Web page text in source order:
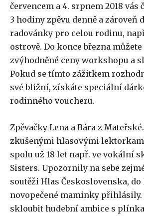
červencem a 4. srpnem 2018 vás
3 hodiny zpěvu denně a zároveň
radovánky pro celou rodinu,
ostrově. Do konce března
zvýhodněné ceny workshopu a
Pokud se tímto zážitkem
své bližní, získáte speciální
rodinného voucheru.
Zpěvačky Lena a Bára z
zkušenými hlasovými
spolu už 18 let např. ve vokální
Sisters. Upozornily na sebe
soutěži Hlas Československa,
novopečené maminky
skloubit hudební ambice s